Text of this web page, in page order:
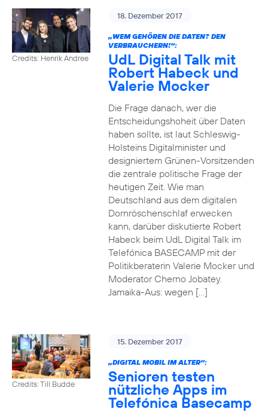
Credits: Henrik Andree
18. Dezember 2017
„WEM GEHÖREN DIE DATEN? DEN
VERBRAUCHERN!“:
UdL Digital Talk mit
Robert Habeck und
Valerie Mocker
Die Frage danach, wer die
Entscheidungshoheit über Daten
haben sollte, ist laut Schleswig-
Holsteins Digitalminister und
designiertem Grünen-Vorsitzenden
die zentrale politische Frage der
heutigen Zeit. Wie man
Deutschland aus dem digitalen
Dornröschenschlaf erwecken
kann, darüber diskutierte Robert
Habeck beim UdL Digital Talk im
Telefónica BASECAMP mit der
Politikberaterin Valerie Mocker und
Moderator Cherno Jobatey.
Jamaika-Aus: wegen […]
Credits: Till Budde
15. Dezember 2017
„DIGITAL MOBIL IM ALTER“:
Senioren testen
nützliche Apps im
Telefónica Basecamp